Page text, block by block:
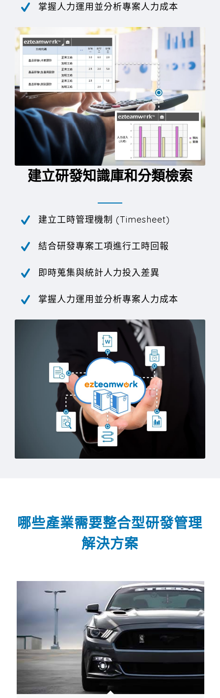
掌握人力運用並分析專案人力成本
建立研發知識庫和分類檢索
建立工時管理機制 (Timesheet)
結合研發專案工項進行工時回報
即時蒐集與統計人力投入差異
掌握人力運用並分析專案人力成本
哪些產業需要整合型研發管理
解決方案